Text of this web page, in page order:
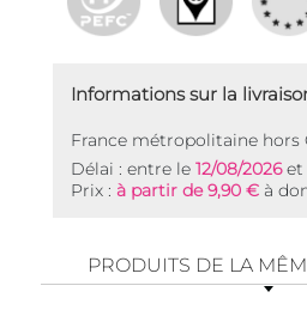
Informations sur la
France métropolitaine hors
Délai : entre le 12/08/2026et
Prix : à partir de 9,90 € à
PRODUITS DE LA